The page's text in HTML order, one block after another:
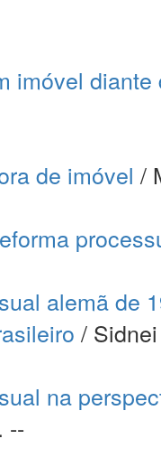
imóvel
de imóvel /
alemã de
/
na
--